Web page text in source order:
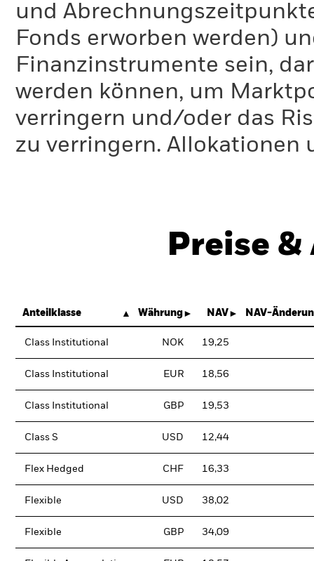
und
Fonds erworben werden)
Finanzinstrumente sein,
werden können, um
verringern und/oder das
zu verringern. Allokationen
Preise
Anteilklasse Währung NAV NAV-
Class Institutional NOK 19,25
Class Institutional EUR 18,56
Class Institutional GBP 19,53
Class S USD 12,44
Flex Hedged CHF 16,33
Flexible USD 38,02
Flexible GBP 34,09